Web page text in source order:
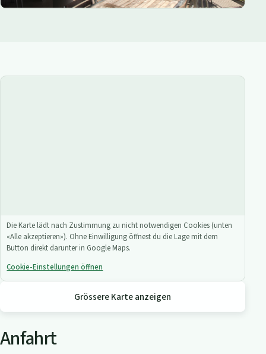
Die Karte lädt nach Zustimmung zu nicht notwendigen Cookies (unten
«Alle akzeptieren»). Ohne Einwilligung öffnest du die Lage mit dem
Button direkt darunter in Google Maps.
Cookie-Einstellungen öffnen
Grössere Karte anzeigen
Anfahrt